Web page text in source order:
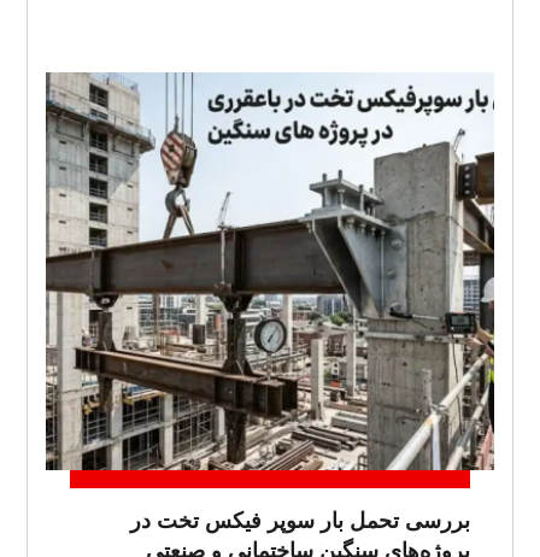
بررسی تحمل بار سوپر فیکس تخت در
پروژه‌های سنگین ساختمانی و صنعتی